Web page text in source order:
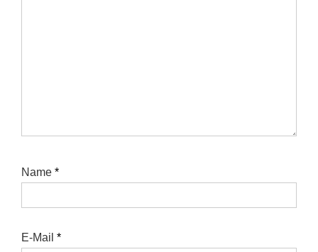
Name *
E-Mail *